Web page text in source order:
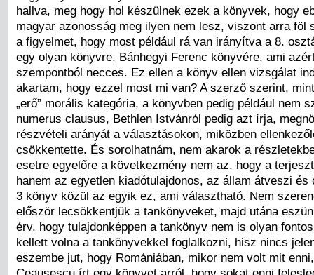
hallva, meg hogy hol készülnek ezek a könyvek, hogy
magyar azonosság meg ilyen nem lesz, viszont arra föl
a figyelmet, hogy most például rá van irányítva a 8.
egy olyan könyvre, Bánhegyi Ferenc könyvére, ami
szempontból necces. Ez ellen a könyv ellen vizsgálat
akartam, hogy ezzel most mi van? A szerző szerint,
„erő” morális kategória, a könyvben pedig például nem
numerus clausus, Bethlen Istvánról pedig azt írja,
részvételi arányát a választásokon, miközben
csökkentette. És sorolhatnám, nem akarok a
esetre egyelőre a következmény nem az, hogy a
hanem az egyetlen kiadótulajdonos, az állam átveszi és
3 könyv közül az egyik ez, ami választható. Nem
először lecsökkentjük a tankönyveket, majd utána
érv, hogy tulajdonképpen a tankönyv nem is olyan
kellett volna a tankönyvekkel foglalkozni, hisz nincs
eszembe jut, hogy Romániában, mikor nem volt mit